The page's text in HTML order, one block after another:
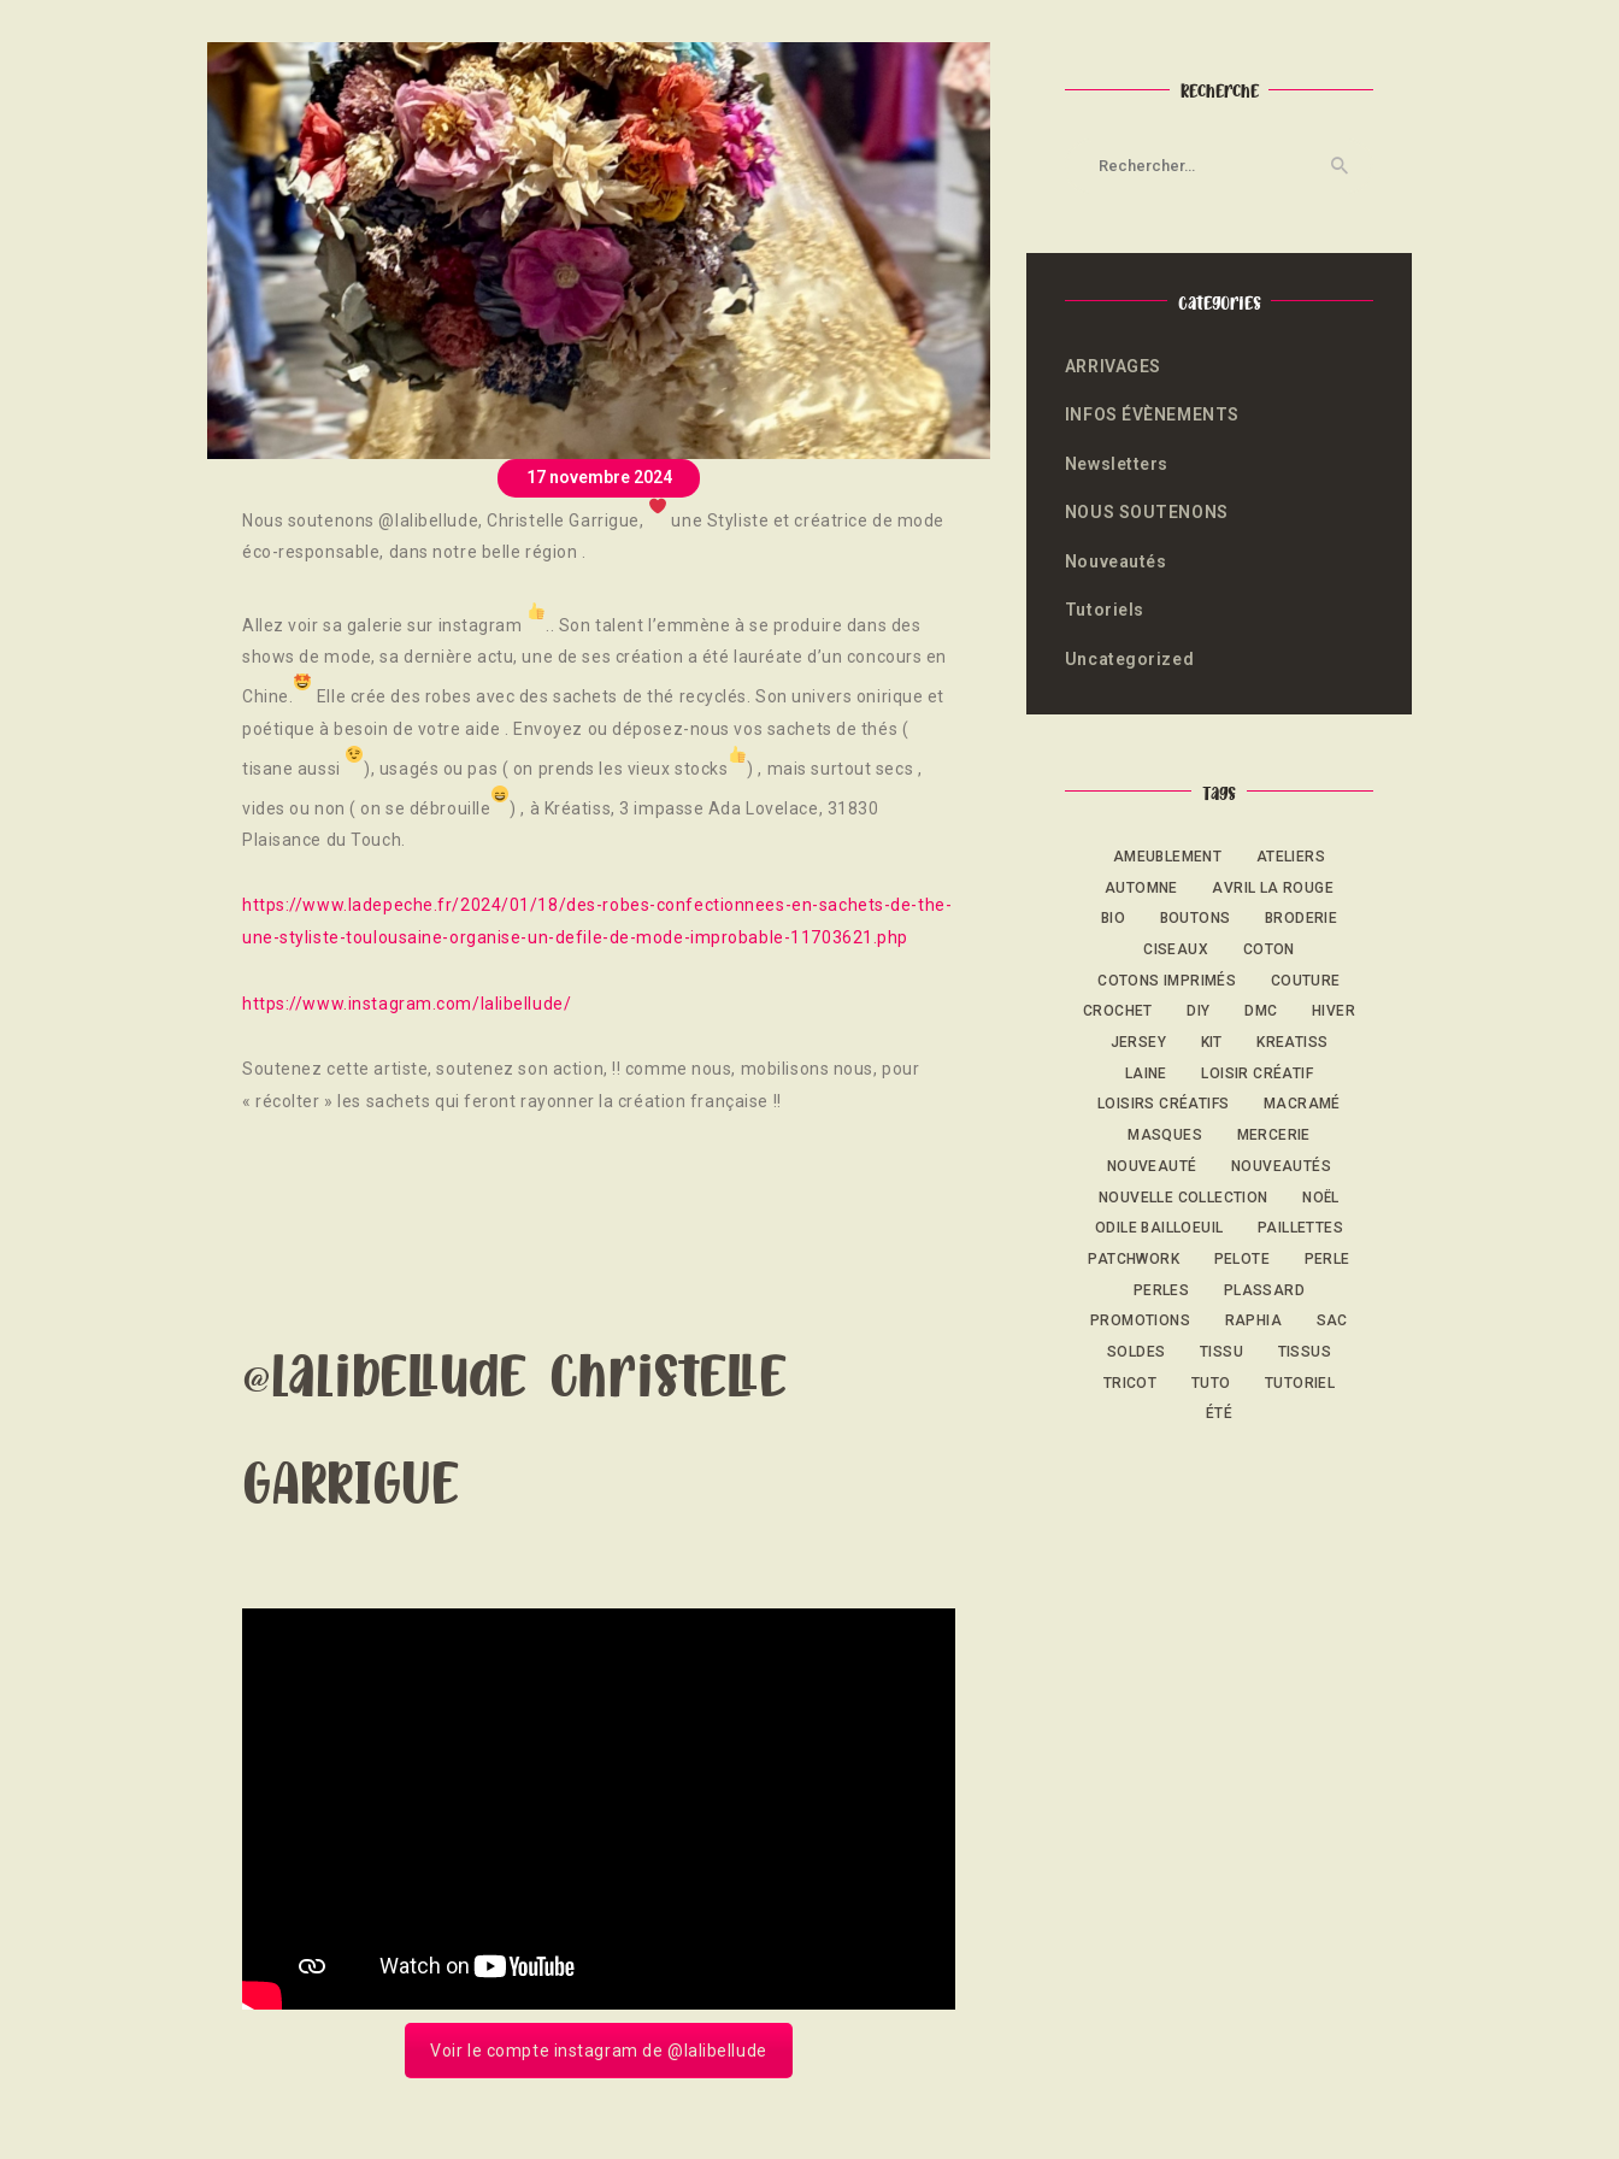
CONTACT
17 novembre 2024
Nous soutenons @lalibellude, Christelle Garrigue,
une Styliste et créatrice de mode
éco-responsable, dans notre belle région .
Allez voir sa galerie sur instagram
.. Son talent l’emmène à se produire dans des
shows de mode, sa dernière actu, une de ses création a été lauréate d’un concours en
Chine.
Elle crée des robes avec des sachets de thé recyclés. Son univers onirique et
poétique à besoin de votre aide . Envoyez ou déposez-nous vos sachets de thés (
tisane aussi ), usagés ou pas ( on prends les vieux stocks ) , mais surtout secs ,
vides ou non ( on se débrouille
) , à Kréatiss, 3 impasse Ada Lovelace, 31830
Plaisance du Touch.
https://www.ladepeche.fr/2024/01/18/des-robes-confectionnees-en-sachets-de-the-
une-styliste-toulousaine-organise-un-defile-de-mode-improbable-11703621.php
https://www.instagram.com/lalibellude/
Soutenez cette artiste, soutenez son action, !! comme nous, mobilisons nous, pour
« récolter » les sachets qui feront rayonner la création française !!
@lalibellude Christelle
GARRIGUE
Voir le compte instagram de @lalibellude
Recherche
Categories
ARRIVAGES
INFOS ÉVÈNEMENTS
Newsletters
NOUS SOUTENONS
Nouveautés
Tutoriels
Uncategorized
Tags
AMEUBLEMENT
ATELIERS
AUTOMNE
AVRIL LA ROUGE
BIO
BOUTONS
BRODERIE
CISEAUX
COTON
COTONS IMPRIMÉS
COUTURE
CROCHET
DIY DMC
HIVER
JERSEY
KIT
KREATISS
LAINE
LOISIR CRÉATIF
LOISIRS CRÉATIFS
MACRAMÉ
MASQUES
MERCERIE
NOUVEAUTÉ
NOUVEAUTÉS
NOUVELLE COLLECTION
NOËL
ODILE BAILLOEUIL
PAILLETTES
PATCHWORK
PELOTE
PERLE
PERLES
PLASSARD
PROMOTIONS
RAPHIA
SAC
SOLDES
TISSU
TISSUS
TRICOT
TUTO
TUTORIEL
ÉTÉ